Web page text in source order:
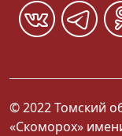
© 2022 Томский
«Скоморох»